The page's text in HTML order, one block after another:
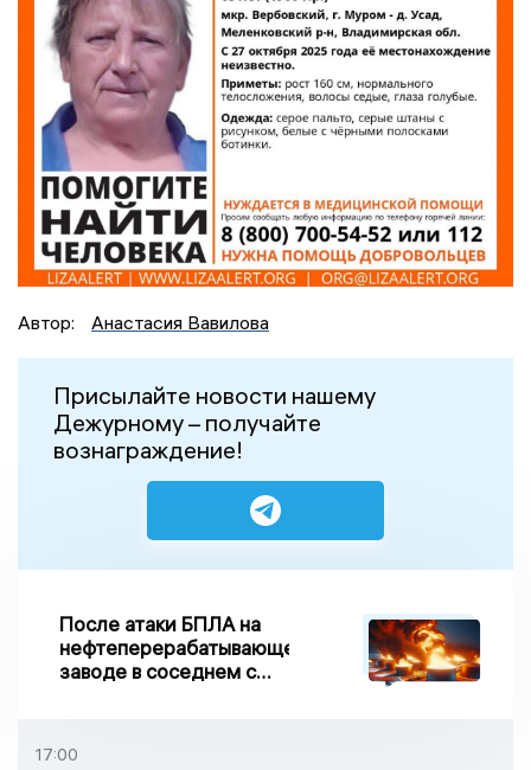
Автор: Анастасия Вавилова
Присылайте новости нашему
Дежурному – получайте
вознаграждение!
После атаки БПЛА на
нефтеперерабатывающем
заводе в соседнем с
17:00